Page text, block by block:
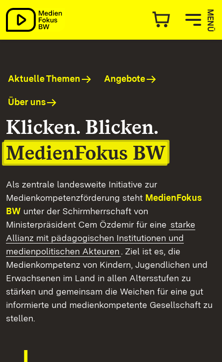
MENÜ
Aktuelle Themen Angebote
Über uns
Klicken. Blicken.
MedienFokus BW
Als zentrale landesweite Initiative zur
Medienkompetenzförderung steht MedienFokus
BW unter der Schirmherrschaft von
Ministerpräsident Cem Özdemir für eine starke
Allianz mit pädagogischen Institutionen und
medienpolitischen Akteuren . Ziel ist es, die
Medienkompetenz von Kindern, Jugendlichen und
Erwachsenen im Land in allen Altersstufen zu
stärken und gemeinsam die Weichen für eine gut
informierte und medienkompetente Gesellschaft zu
stellen.